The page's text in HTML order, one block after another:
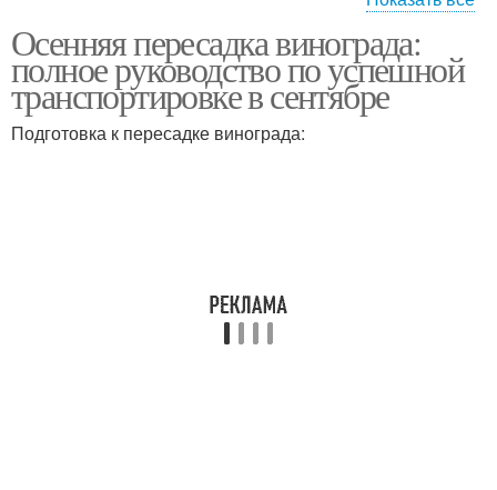
Оптимальное время
Осенняя пересадка винограда:
полное руководство по успешной
транспортировке в сентябре
Подготовка к пересадке винограда: